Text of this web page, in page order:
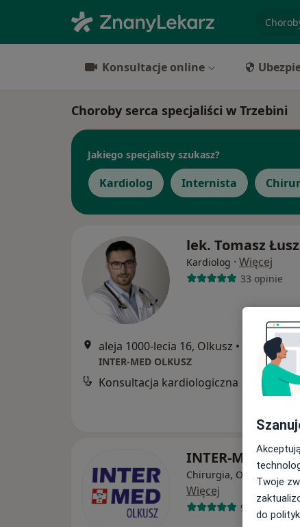
Konsultacje online
Choroby serca specjaliści w Trzebini
Jakiego specjalisty szukasz?
Kardiolog Internista
lek. Tomasz
Kardiolog · Więcej
33 opinie
aleja 1000-lecia 16, Olkusz • Mapa
INTER-MED OLKUSZ
Konsultacja kardiologiczna
INTER-MED
Chirurgia, Okulistyka,
Więcej
915 opinii
Twoje
do